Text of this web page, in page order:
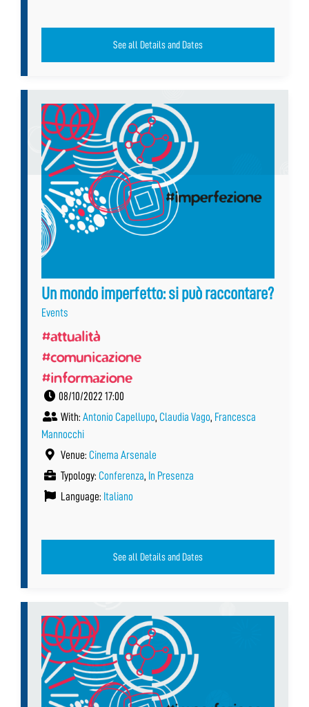
See all Details and Dates
Un mondo imperfetto: si può raccontare?
Events
#attualità
#comunicazione
#informazione
08/10/2022 17:00
With: Antonio Capellupo, Claudia Vago, Francesca
Mannocchi
Venue: Cinema Arsenale
Typology: Conferenza, In Presenza
Language: Italiano
See all Details and Dates